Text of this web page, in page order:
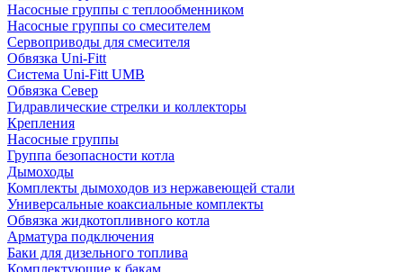
Насосные группы с теплообменником
Насосные группы со смесителем
Сервоприводы для смесителя
Обвязка Uni-Fitt
Система Uni-Fitt UMB
Обвязка Север
Гидравлические стрелки и коллекторы
Крепления
Насосные группы
Группа безопасности котла
Дымоходы
Комплекты дымоходов из нержавеющей стали
Универсальные коаксиальные комплекты
Обвязка жидкотопливного котла
Арматура подключения
Баки для дизельного топлива
Комплектующие к бакам